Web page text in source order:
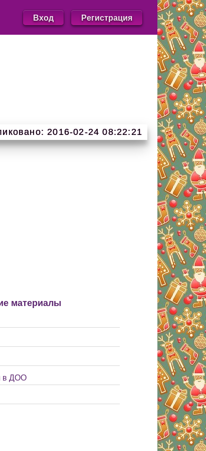
Вход Регистрация
2016-02-24 08:22:21
материалы
в ДОО